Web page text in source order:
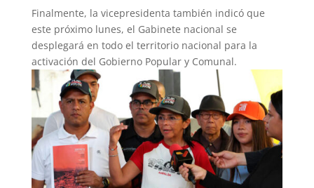
Finalmente, la vicepresidenta también indicó que
este próximo lunes, el Gabinete nacional se
desplegará en todo el territorio nacional para la
activación del Gobierno Popular y Comunal.